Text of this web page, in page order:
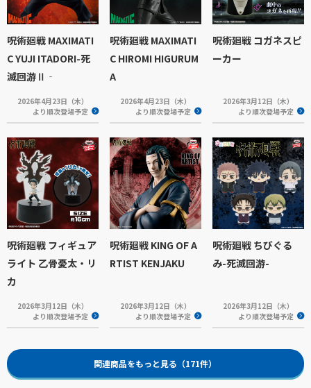
呪術廻戦 MAXIMATI
C YUJI ITADORI-死
滅回游Ⅱ‐
2026年4月23日（木）
より順次登場予定
呪術廻戦 MAXIMATI
C HIROMI HIGURUM
A
2026年4月23日（木）
より順次登場予定
呪術廻戦 コガネスピ
ーカー
2026年3月12日（木）
より順次登場予定
呪術廻戦 フィギュア
ライト 乙骨憂太・リ
カ
2026年3月12日（木）
より順次登場予定
呪術廻戦 KING OF A
RTIST KENJAKU
2026年3月12日（木）
より順次登場予定
呪術廻戦 ちびぐる
み-死滅回游-
2026年3月12日（木）
より順次登場予定
関連商品をもっと見る（171件）